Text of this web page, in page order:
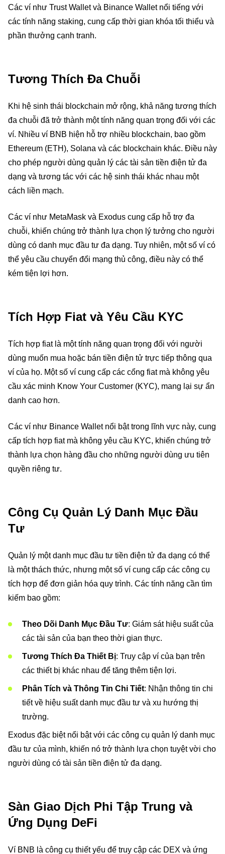
Các ví như Trust Wallet và Binance Wallet nổi tiếng với
các tính năng staking, cung cấp thời gian khóa tối thiểu và
phần thưởng cạnh tranh.
Tương Thích Đa Chuỗi
Khi hệ sinh thái blockchain mở rộng, khả năng tương thích
đa chuỗi đã trở thành một tính năng quan trọng đối với các
ví. Nhiều ví BNB hiện hỗ trợ nhiều blockchain, bao gồm
Ethereum (ETH), Solana và các blockchain khác. Điều này
cho phép người dùng quản lý các tài sản tiền điện tử đa
dạng và tương tác với các hệ sinh thái khác nhau một
cách liền mạch.
Các ví như MetaMask và Exodus cung cấp hỗ trợ đa
chuỗi, khiến chúng trở thành lựa chọn lý tưởng cho người
dùng có danh mục đầu tư đa dạng. Tuy nhiên, một số ví có
thể yêu cầu chuyển đổi mạng thủ công, điều này có thể
kém tiện lợi hơn.
Tích Hợp Fiat và Yêu Cầu KYC
Tích hợp fiat là một tính năng quan trọng đối với người
dùng muốn mua hoặc bán tiền điện tử trực tiếp thông qua
ví của họ. Một số ví cung cấp các cổng fiat mà không yêu
cầu xác minh Know Your Customer (KYC), mang lại sự ẩn
danh cao hơn.
Các ví như Binance Wallet nổi bật trong lĩnh vực này, cung
cấp tích hợp fiat mà không yêu cầu KYC, khiến chúng trở
thành lựa chọn hàng đầu cho những người dùng ưu tiên
quyền riêng tư.
Công Cụ Quản Lý Danh Mục Đầu
Tư
Quản lý một danh mục đầu tư tiền điện tử đa dạng có thể
là một thách thức, nhưng một số ví cung cấp các công cụ
tích hợp để đơn giản hóa quy trình. Các tính năng cần tìm
kiếm bao gồm:
Theo Dõi Danh Mục Đầu Tư: Giám sát hiệu suất của
các tài sản của bạn theo thời gian thực.
Tương Thích Đa Thiết Bị: Truy cập ví của bạn trên
các thiết bị khác nhau để tăng thêm tiện lợi.
Phân Tích và Thông Tin Chi Tiết: Nhận thông tin chi
tiết về hiệu suất danh mục đầu tư và xu hướng thị
trường.
Exodus đặc biệt nổi bật với các công cụ quản lý danh mục
đầu tư của mình, khiến nó trở thành lựa chọn tuyệt vời cho
người dùng có tài sản tiền điện tử đa dạng.
Sàn Giao Dịch Phi Tập Trung và
Ứng Dụng DeFi
Ví BNB là công cụ thiết yếu để truy cập các DEX và ứng